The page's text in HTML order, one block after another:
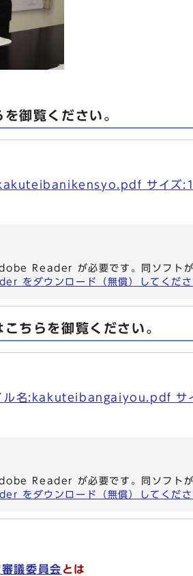
御覧ください。
サイズ
Reader が必要です。同ソフト
をダウンロード（無償）してくださ
ちらを御覧ください。
ル名:kakuteibangaiyou.pdf サ
Reader が必要です。同ソフト
をダウンロード（無償）してくださ
議委員会 とは